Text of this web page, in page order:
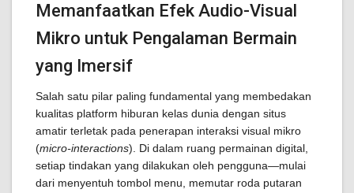
Memanfaatkan Efek Audio-Visual
Mikro untuk Pengalaman Bermain
yang Imersif
Salah satu pilar paling fundamental yang membedakan
kualitas platform hiburan kelas dunia dengan situs
amatir terletak pada penerapan interaksi visual mikro
(micro-interactions). Di dalam ruang permainan digital,
setiap tindakan yang dilakukan oleh pengguna—mulai
dari menyentuh tombol menu, memutar roda putaran